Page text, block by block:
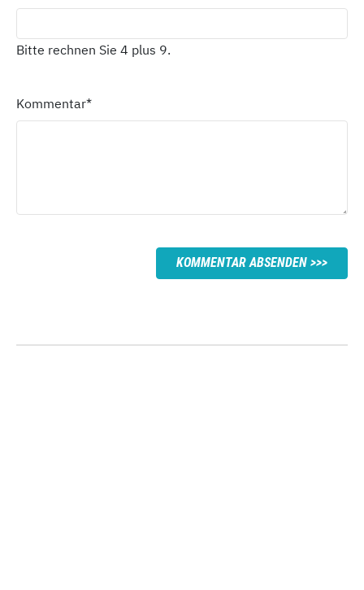
Bitte rechnen Sie 4 plus 9.
Kommentar*
KOMMENTAR ABSENDEN